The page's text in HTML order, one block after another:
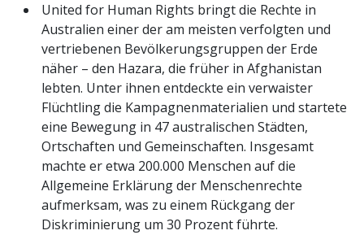
United for Human Rights bringt die Rechte in
Australien einer der am meisten verfolgten und
vertriebenen Bevölkerungsgruppen der Erde
näher – den Hazara, die früher in Afghanistan
lebten. Unter ihnen entdeckte ein verwaister
Flüchtling die Kampagnenmaterialien und startete
eine Bewegung in 47 australischen Städten,
Ortschaften und Gemeinschaften. Insgesamt
machte er etwa 200.000 Menschen auf die
Allgemeine Erklärung der Menschenrechte
aufmerksam, was zu einem Rückgang der
Diskriminierung um 30 Prozent führte.